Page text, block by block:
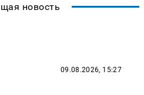
новость
09.08.2026, 15:27